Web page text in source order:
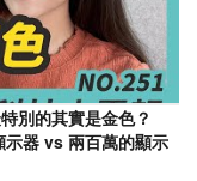
別的其實是金色？
器 vs 兩百萬的顯示